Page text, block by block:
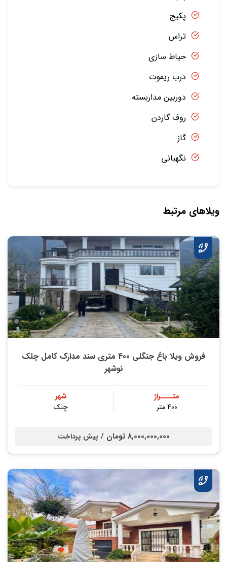
پکیج
تراس
حیاط سازی
درب ریموت
دوربین مداربسته
روف گاردن
گاز
نگهبانی
ویلاهای مرتبط
فروش ویلا باغ جنگلی 400 متری سند مدارک کامل چلک
نوشهر
متــــراژ
400 متر
شهر
چلک
8,000,000,000 تومان / پیش پرداخت